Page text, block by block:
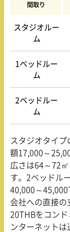
間取り
スタジオルー
ム
1ベッドルー
ム
2ベッドルー
ム
スタジオタイ
額17,000 ～
広さは64～72
す。 2ベッドル
40,000 ～
会社への直接の
20THBをコン
ンターネットは